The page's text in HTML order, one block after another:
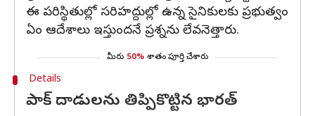
ఈ పరిస్థితుల్లో సరిహద్దుల్లో ఉన్న సైనికులకు ప్రభుత్వం
ఏం ఆదేశాలు ఇస్తుందనే ప్రశ్నను లేవనెత్తారు.
మీరు 50% శాతం పూర్తి చేశారు
Details
పాక్ దాడులను తిప్పికొట్టిన భారత్